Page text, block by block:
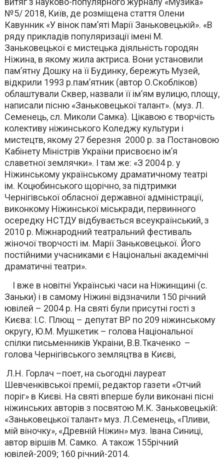
№5/ 2018, Київ, де розміщена стаття Олени
Кавунник «У вінок пам’яті Марії Заньковецькій». «В
ряду прикладів популяризації імені М.
Заньковецької є мистецька діяльність городян
Ніжина, в якому жила актриса. Вони установили
пам’ятну Дошку на її Будинку, бережуть Музей,
відкрили 1993 р.пам’ятник (автор О.Скобліков)
облаштували Сквер, назвали її ім’ям вулицю, площу,
написали пісню «Заньковецької талант». (муз. Л.
Семенець, сл. Миколи Самка). Цікавою є творчість
колективу ніжинського Коледжу культури і
мистецтв, якому 27 березня 2000 р. за Постановою
Кабінету Міністрів України присвоєно ім’я
славетної землячки». І там же: «З 2004 р. у
Ніжинському українському драматичному театрі
ім. Коцюбинського щорічно, за підтримки
Чернігівської обласної державної адміністрації,
виконкому Ніжинської міськради, первинного
осередку НСТДУ відбувається всеукраїнський, з
2010 р. Міжнародний театральний фестиваль
жіночої творчості ім. Марії Заньковецької. Його
постійними учасниками є Національні академічні
драматичні театри».
І вже в новітні Українські часи на Ніжинщині (с.
Заньки) і в самому Ніжині відзначили 150 річний
ювілей – 2004 р. На святі були присутні гості з
Києва: І.С. Плющ – депутат ВР по 209 ніжинському
округу, Ю.М. Мушкетик – голова Національної
спілки письменників Украіни, В.В.Ткаченко –
голова Чернігівського земляцтва в Києві,
Л.Н. Горлач –поет, на сьогодні лауреат
Шевченківської премії, редактор газети «Отчий
поріг» в Києві. На святі вперше були виконані пісні
ніжинських авторів з посвятою М.К. Заньковецькій:
«Заньковецької талант» муз. Л.Семенець, «Пливи,
мій віночку», «Древній Ніжин» муз. Івана Синиці,
автор віршів М. Самко. А також 155річний
ювілей-2009; 160 річний-2014.